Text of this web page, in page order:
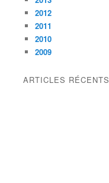
2012
2011
2010
2009
ARTICLES RÉCENTS